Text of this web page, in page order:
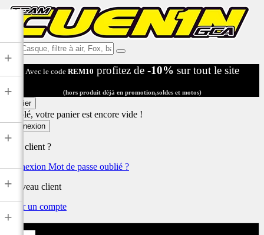
Ex:
Casque,
filtre
air,
Fox,
...
Avec le code REM10 profitez de -10% sur tout le site
(hors produit déjà en promotion,soldes et motos)
Panier
Désolé, votre panier est encore vide !
Connexion
Déjà client ?
Connexion Mot de passe oublié ?
Nouveau client
Créer un compte
+
+
+
+
+